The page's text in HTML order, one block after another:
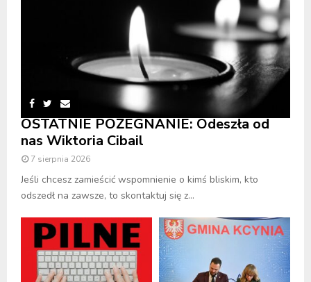
OSTATNIE POŻEGNANIE: Odeszła od
nas Wiktoria Cibail
7 sierpnia 2026
Jeśli chcesz zamieścić wspomnienie o kimś bliskim, kto
odszedł na zawsze, to skontaktuj się z...